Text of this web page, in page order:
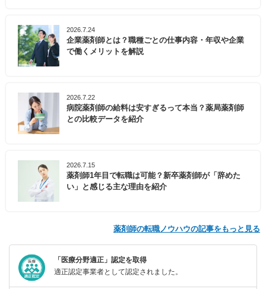
2026.7.24
企業薬剤師とは？職種ごとの仕事内容・年収や企業
で働くメリットを解説
2026.7.22
病院薬剤師の給料は安すぎるって本当？薬局薬剤師
との比較データを紹介
2026.7.15
薬剤師1年目で転職は可能？新卒薬剤師が「辞めた
い」と感じる主な理由を紹介
薬剤師の転職ノウハウの記事をもっと見る
「医療分野適正」認定を取得
適正認定事業者として認定されました。